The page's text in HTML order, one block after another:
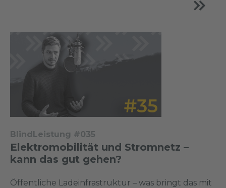
BlindLeistung #035
Elektromobilität und Stromnetz –
kann das gut gehen?
Öffentliche Ladeinfrastruktur – was bringt das mit